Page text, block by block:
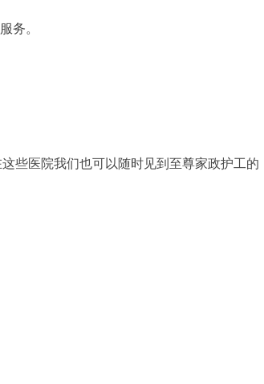
务。
医院我们也可以随时见到至尊家政护工的